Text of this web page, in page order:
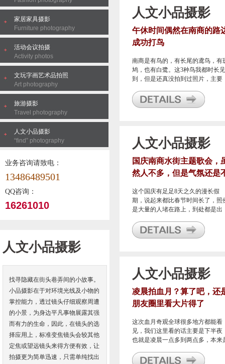
人文小品摄影
午休时间偶然在南商的路
成功打鸟
南商是有鸟的，有长尾的鸢鸟，有
鸠，也有白鹭。这3种鸟我都时长见
到，但是还真没拍到过照片，主要
啊，很多时候连掏出手机来都飞开
了，更不要谈我的相机拍照功能是
人文小品摄影
国庆南商水街主题歌会，
然人不多，但是气氛还是
这个国庆有足足8天之久的漫长假
期，说起来都比春节时间长了，照
是大量的人堵在路上，到处都是出
己了。
人文小品摄影
凌晨拍血月？算了吧，还
朋友圈里看大片得了
这次血月奇观全球很多地方都能看
见，我们这里看的话主要是下半夜
也就是凌晨一点多到两点多，本来
家居家具摄影
Furniture photography
活动会议拍摄
Activity photos
文玩字画艺术品拍照
Art photography
旅游摄影
Travel photography
人文小品摄影
“find” photography
业务咨询请致电：
13486489501
QQ咨询：
16261010
人文小品摄影
找寻隐藏在街头巷弄间的小故事。
小品摄影在于对环境光线及小物的
掌控能力，透过镜头仔细观察周遭
的小景，为身边平凡事物展露其强
而有力的生命，因此，在镜头的选
择应用上，标准变焦镜头会较其他
定焦或望远镜头来得方便有效，让
拍摄更为简单迅速，只需单纯找出